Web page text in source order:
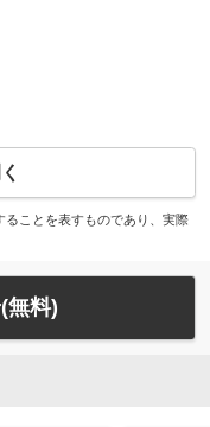
ことを表すものであり、実際
無料)